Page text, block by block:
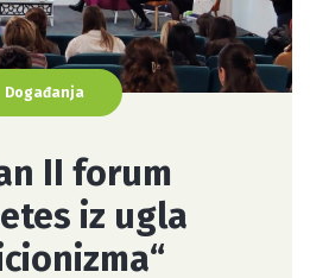
Događanja
II forum
iz ugla